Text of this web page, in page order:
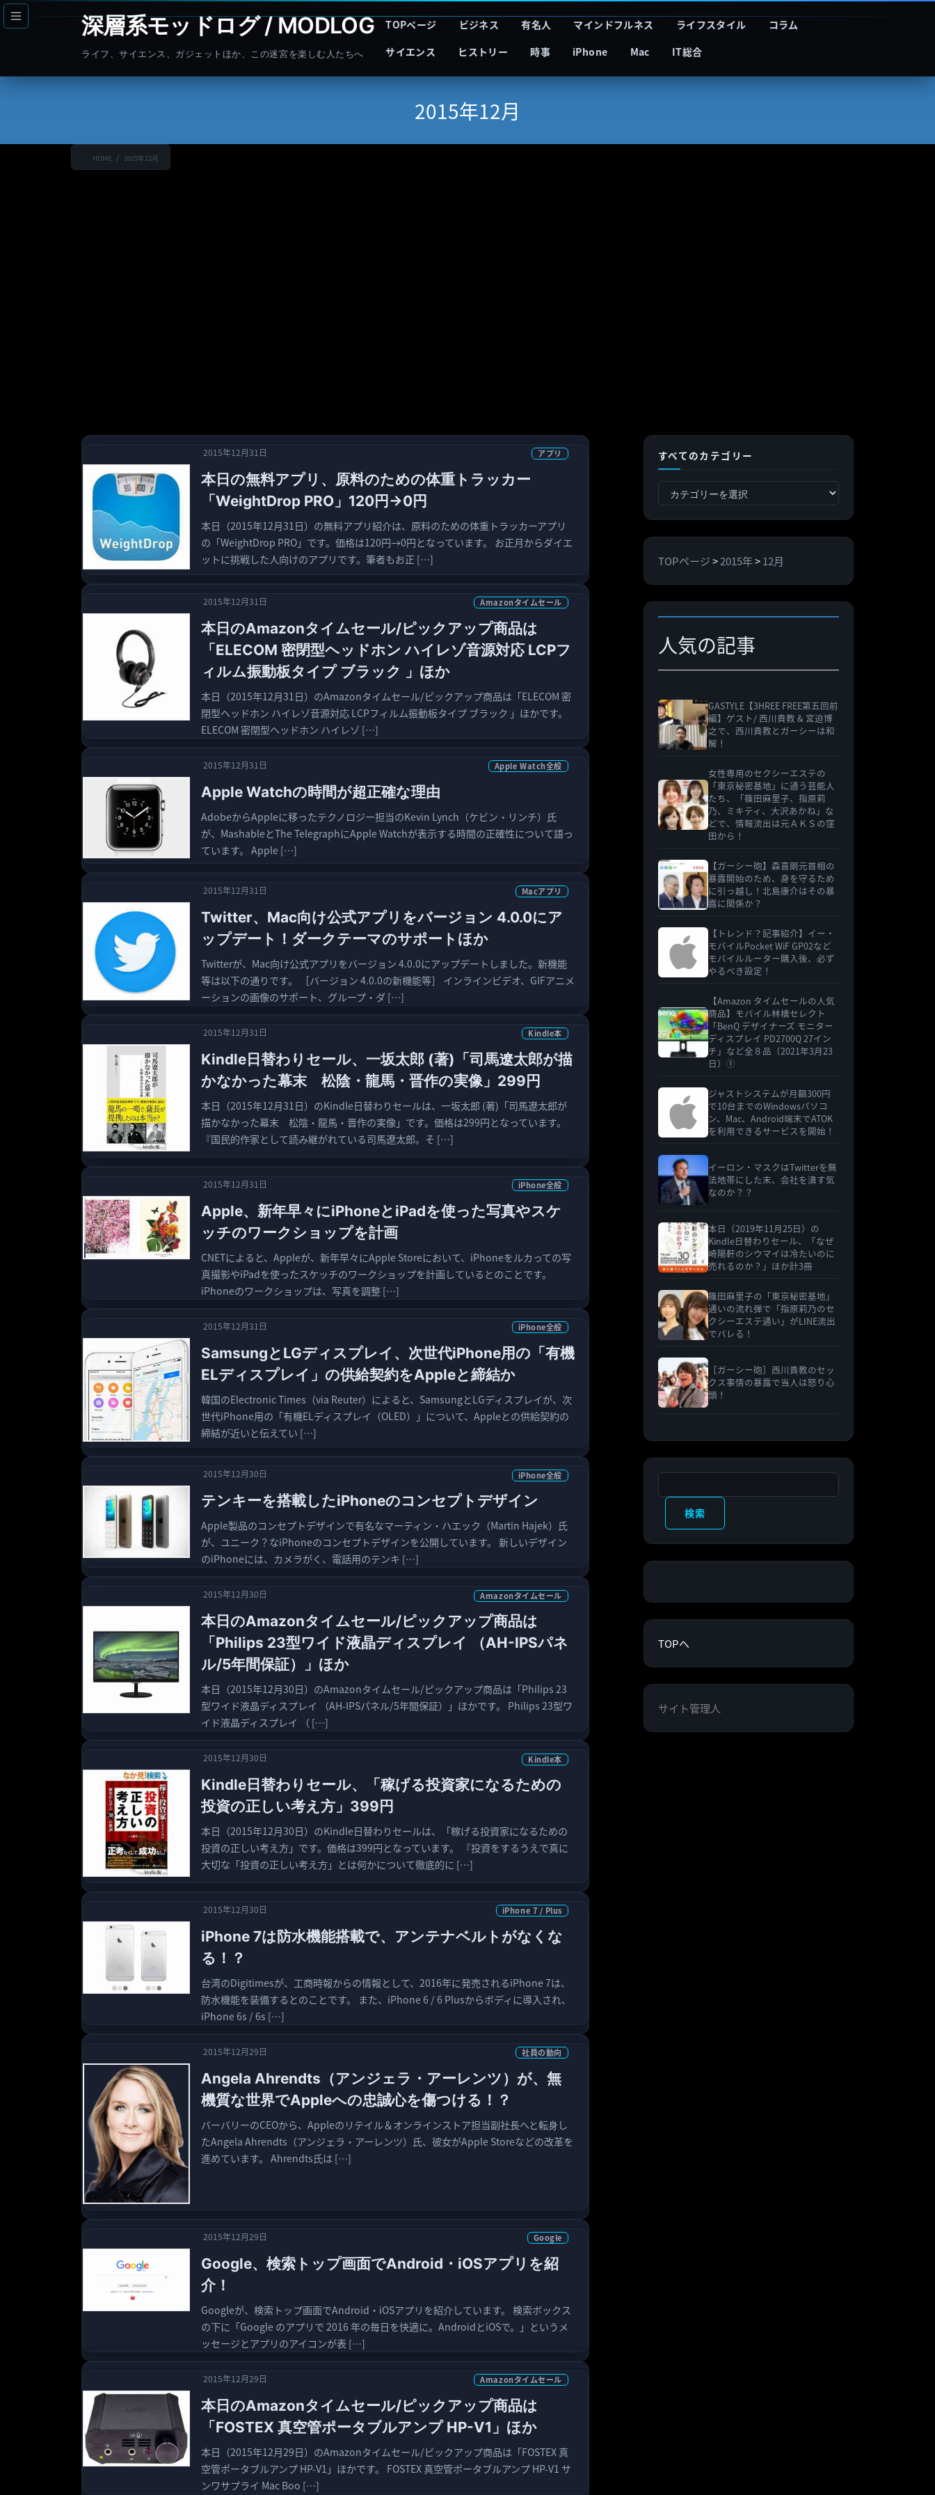
コ
ン
ナ
ビ
深層系モッドログ / MODLOG
ライフ、サイエンス、ガジェットほか、この迷宮を楽しむ人たちへ
TOPページ ビジネス 有名人 マインドフルネス ライフスタイル
コラム
サイエンス
ヒストリー 時事 iPhone Mac IT総合
2015年12月
HOME 2015年12月
2015年12月31日 アプリ
本日の無料アプリ、原料のための体重トラッカー
「WeightDrop PRO」120円→0円
本日（2015年12月31日）の無料アプリ紹介は、原料のための体重トラッカーアプリ
の「WeightDrop PRO」です。価格は120円→0円となっています。 お正月からダイエ
ットに挑戦した人向けのアプリです。筆者もお正 […]
2015年12月31日 Amazonタイムセール
本日のAmazonタイムセール/ピックアップ商品は
「ELECOM 密閉型ヘッドホン ハイレゾ音源対応 LCPフ
ィルム振動板タイプ ブラック 」ほか
本日（2015年12月31日）のAmazonタイムセール/ピックアップ商品は「ELECOM 密
閉型ヘッドホン ハイレゾ音源対応 LCPフィルム振動板タイプ ブラック 」ほかです。
ELECOM 密閉型ヘッドホン ハイレゾ […]
2015年12月31日 Apple Watch全般
Apple Watchの時間が超正確な理由
AdobeからAppleに移ったテクノロジー担当のKevin Lynch（ケビン・リンチ）氏
が、MashableとThe TelegraphにApple Watchが表示する時間の正確性について語っ
ています。 Apple […]
2015年12月31日 Macアプリ
Twitter、Mac向け公式アプリをバージョン 4.0.0にア
ップデート！ダークテーマのサポートほか
Twitterが、Mac向け公式アプリをバージョン 4.0.0にアップデートしました。新機能
等は以下の通りです。 ［バージョン 4.0.0の新機能等］ インラインビデオ、GIFアニメ
ーションの画像のサポート、グループ・ダ […]
2015年12月31日 Kindle本
Kindle日替わりセール、一坂太郎 (著)「司馬遼太郎が描
かなかった幕末 松陰・龍馬・晋作の実像」299円
本日（2015年12月31日）のKindle日替わりセールは、一坂太郎 (著)「司馬遼太郎が
描かなかった幕末 松陰・龍馬・晋作の実像」です。価格は299円となっています。
『国民的作家として読み継がれている司馬遼太郎。そ […]
2015年12月31日 iPhone全般
Apple、新年早々にiPhoneとiPadを使った写真やスケ
ッチのワークショップを計画
CNETによると、Appleが、新年早々にApple Storeにおいて、iPhoneをルカっての写
真撮影やiPadを使ったスケッチのワークショップを計画しているとのことです。
iPhoneのワークショップは、写真を調整 […]
2015年12月31日 iPhone全般
SamsungとLGディスプレイ、次世代iPhone用の「有機
ELディスプレイ」の供給契約をAppleと締結か
韓国のElectronic Times（via Reuter）によると、SamsungとLGディスプレイが、次
世代iPhone用の「有機ELディスプレイ（OLED）」について、Appleとの供給契約の
締結が近いと伝えてい […]
2015年12月30日 iPhone全般
テンキーを搭載したiPhoneのコンセプトデザイン
Apple製品のコンセプトデザインで有名なマーティン・ハエック（Martin Hajek）氏
が、ユニーク？なiPhoneのコンセプトデザインを公開しています。 新しいデザイン
のiPhoneには、カメラがく、電話用のテンキ […]
2015年12月30日 Amazonタイムセール
本日のAmazonタイムセール/ピックアップ商品は
「Philips 23型ワイド液晶ディスプレイ （AH-IPSパネ
ル/5年間保証）」ほか
本日（2015年12月30日）のAmazonタイムセール/ピックアップ商品は「Philips 23
型ワイド液晶ディスプレイ （AH-IPSパネル/5年間保証）」ほかです。 Philips 23型ワ
イド液晶ディスプレイ （ […]
2015年12月30日 Kindle本
Kindle日替わりセール、「稼げる投資家になるための
投資の正しい考え方」399円
本日（2015年12月30日）のKindle日替わりセールは、「稼げる投資家になるための
投資の正しい考え方」です。価格は399円となっています。 『投資をするうえで真に
大切な「投資の正しい考え方」とは何かについて徹底的に […]
2015年12月30日 iPhone 7 / Plus
iPhone 7は防水機能搭載で、アンテナベルトがなくな
る！？
台湾のDigitimesが、工商時報からの情報として、2016年に発売されるiPhone 7は、
防水機能を装備するとのことです。 また、iPhone 6 / 6 Plusからボディに導入され、
iPhone 6s / 6s […]
2015年12月29日 社員の動向
Angela Ahrendts（アンジェラ・アーレンツ）が、無
機質な世界でAppleへの忠誠心を傷つける！？
バーバリーのCEOから、Appleのリテイル＆オンラインストア担当副社長へと転身し
たAngela Ahrendts（アンジェラ・アーレンツ）氏、彼女がApple Storeなどの改革を
進めています。 Ahrendts氏は […]
2015年12月29日 Google
Google、検索トップ画面でAndroid・iOSアプリを紹
介！
Googleが、検索トップ画面でAndroid・iOSアプリを紹介しています。 検索ボックス
の下に「Google のアプリで 2016 年の毎日を快適に。AndroidとiOSで。」というメ
ッセージとアプリのアイコンが表 […]
2015年12月29日 Amazonタイムセール
本日のAmazonタイムセール/ピックアップ商品は
「FOSTEX 真空管ポータブルアンプ HP-V1」ほか
本日（2015年12月29日）のAmazonタイムセール/ピックアップ商品は「FOSTEX 真
空管ポータブルアンプ HP-V1」ほかです。 FOSTEX 真空管ポータブルアンプ HP-V1 サ
ンワサプライ Mac Boo […]
すべてのカテゴリー
べ
カ
テ
ゴ
リ
ー
TOPページ>2015年>12月
人気の記事
GASTYLE【3HREE FREE第五回前
編】ゲスト/ 西川貴教 & 宮迫博
之で、西川貴教とガーシーは和
解！
女性専用のセクシーエステの
「東京秘密基地」に通う芸能人
たち、「篠田麻里子、指原莉
乃、ミキティ、大沢あかね」な
どで、情報流出は元ＡＫＳの窪
田から！
【ガーシー砲】森喜朗元首相の
暴露開始のため、身を守るため
に引っ越し！北島康介はその暴
露に関係か？
【トレンド？記事紹介】イー・
モバイルPocket WiF GP02など
モバイルルーター購入後、必ず
やるべき設定！
【Amazon タイムセールの人気
商品】モバイル林檎セレクト
「BenQ デザイナーズ モニター
ディスプレイ PD2700Q 27イン
チ」など全８品（2021年3月23
日）①
ジャストシステムが月額300円
で10台までのWindowsパソコ
ン、Mac、Android端末でATOK
を利用できるサービスを開始！
イーロン・マスクはTwitterを無
法地帯にした末、会社を潰す気
なのか？？
本日（2019年11月25日）の
Kindle日替わりセール、「なぜ
崎陽軒のシウマイは冷たいのに
売れるのか？」ほか計3冊
篠田麻里子の「東京秘密基地」
通いの流れ弾で「指原莉乃のセ
クシーエステ通い」がLINE流出
でバレる！
［ガーシー砲］西川貴教のセッ
クス事情の暴露で当人は怒り心
頭！
検索
TOPへ
サイト管理人